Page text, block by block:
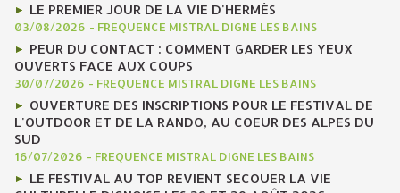
LE PREMIER JOUR DE LA VIE D'HERMÈS
03/08/2026 - FREQUENCE MISTRAL DIGNE LES BAINS
PEUR DU CONTACT : COMMENT GARDER LES YEUX
OUVERTS FACE AUX COUPS
30/07/2026 - FREQUENCE MISTRAL DIGNE LES BAINS
OUVERTURE DES INSCRIPTIONS POUR LE FESTIVAL DE
L'OUTDOOR ET DE LA RANDO, AU COEUR DES ALPES DU
SUD
16/07/2026 - FREQUENCE MISTRAL DIGNE LES BAINS
LE FESTIVAL AU TOP REVIENT SECOUER LA VIE